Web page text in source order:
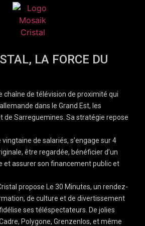
LA FORCE DU
chaîne de télévision de proximité qui
dans le Grand Est, les
de Sarreguemines. Sa stratégie repose
vingtaine de salariés, s’engage sur 4
être regardée, bénéficier d’un
et assurer son financement public et
propose Le 30 Minutes, un rendez-
de culture et de divertissement
ses téléspectateurs. De jolies
Polygone, Grenzenlos, et même